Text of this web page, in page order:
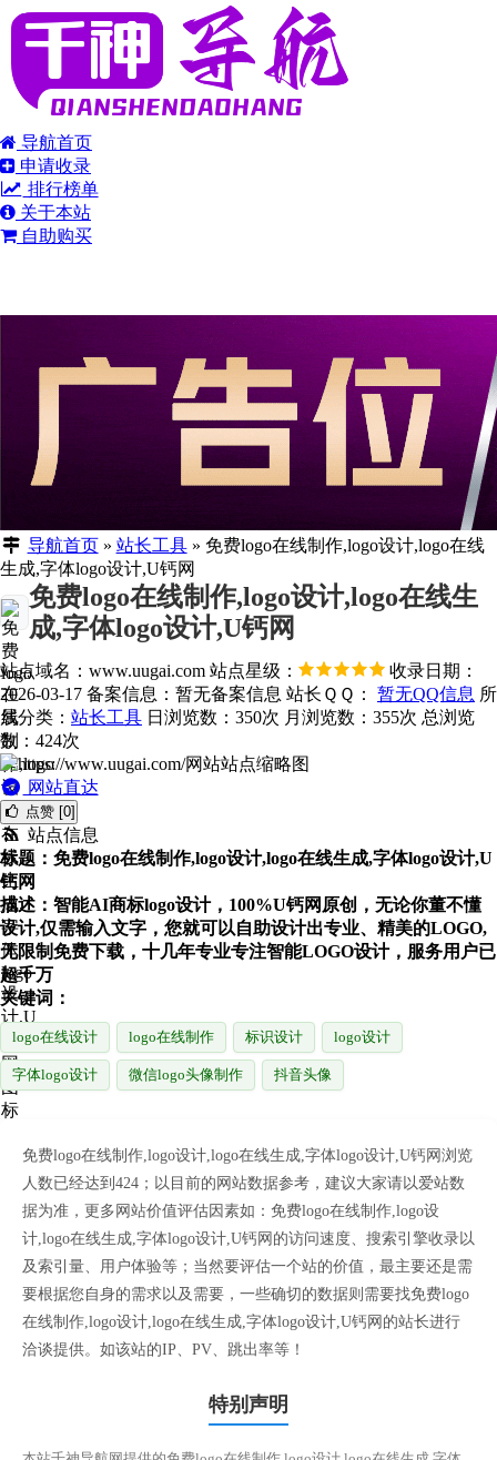
导航首页
申请收录
排行榜单
关于本站
自助购买
导航首页» 站长工具» 免费logo在线制作,logo设计,logo在线
生成,字体logo设计,U钙网
免费logo在线制作,logo设计,logo在线生
成,字体logo设计,U钙网
站点域名：www.uugai.com 站点星级：
收录日期：
2026-03-17 备案信息： 暂无备案信息 站长ＱＱ： 暂无QQ信息 所
属分类： 站长工具 日浏览数：350次 月浏览数：355次 总浏览
数：424次
网站直达
点赞 [0]
站点信息
标题：免费logo在线制作,logo设计,logo在线生成,字体logo设计,U
钙网
描述：智能AI商标logo设计，100%U钙网原创，无论你董不懂
设计,仅需输入文字，您就可以自助设计出专业、精美的LOGO,
无限制免费下载，十几年专业专注智能LOGO设计，服务用户已
超千万
关键词：
logo在线设计 logo在线制作 标识设计 logo设计
字体logo设计 微信logo头像制作 抖音头像
免费logo在线制作,logo设计,logo在线生成,字体logo设计,U钙网浏览
人数已经达到424；以目前的网站数据参考，建议大家请以爱站数
据为准，更多网站价值评估因素如：免费logo在线制作,logo设
计,logo在线生成,字体logo设计,U钙网的访问速度、搜索引擎收录以
及索引量、用户体验等；当然要评估一个站的价值，最主要还是需
要根据您自身的需求以及需要，一些确切的数据则需要找免费logo
在线制作,logo设计,logo在线生成,字体logo设计,U钙网的站长进行
洽谈提供。如该站的IP、PV、跳出率等！
特别声明